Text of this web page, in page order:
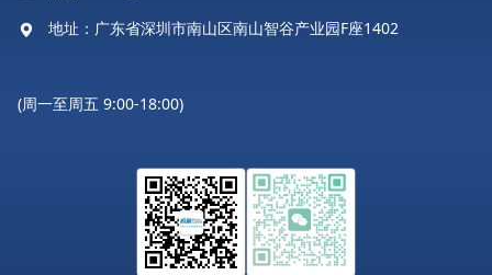
地址：广东省深圳市南山区南山智谷产业园F座1402
(周一至周五 9:00-18:00)